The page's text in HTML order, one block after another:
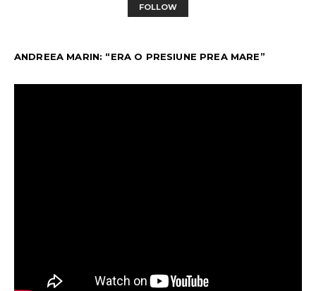
FOLLOW
ANDREEA MARIN: “ERA O PRESIUNE PREA MARE”